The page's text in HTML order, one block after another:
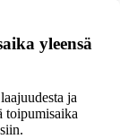
yleensä
ja
toipumisaika